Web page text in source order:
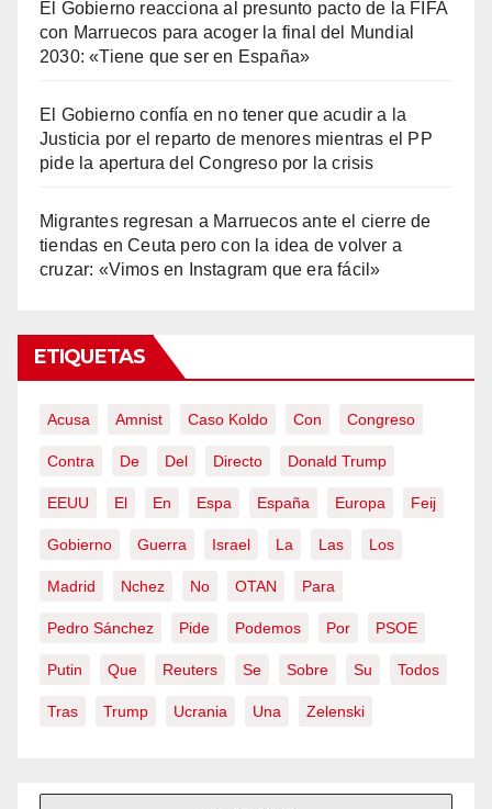
El Gobierno reacciona al presunto pacto de la FIFA
con Marruecos para acoger la final del Mundial
2030: «Tiene que ser en España»
El Gobierno confía en no tener que acudir a la
Justicia por el reparto de menores mientras el PP
pide la apertura del Congreso por la crisis
Migrantes regresan a Marruecos ante el cierre de
tiendas en Ceuta pero con la idea de volver a
cruzar: «Vimos en Instagram que era fácil»
ETIQUETAS
Acusa Amnist Caso Koldo Con Congreso
Contra De Del Directo Donald Trump
EEUU El En Espa España Europa Feij
Gobierno Guerra Israel La Las Los
Madrid Nchez No OTAN Para
Pedro Sánchez Pide Podemos Por PSOE
Putin Que Reuters Se Sobre Su Todos
Tras Trump Ucrania Una Zelenski